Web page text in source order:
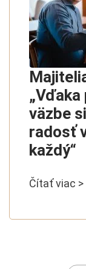
väzbe
radosť
každý“
Čítať viac >